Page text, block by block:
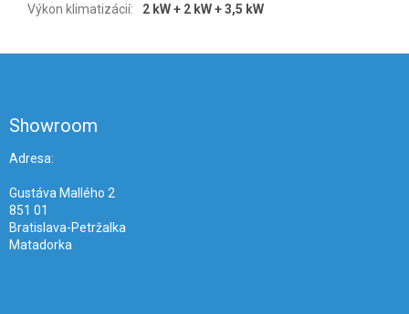
Výkon klimatizácií: 2 kW + 2 kW + 3,5 kW
Showroom
Adresa:
Gustáva Mallého 2
851 01
Bratislava-Petržalka
Matadorka